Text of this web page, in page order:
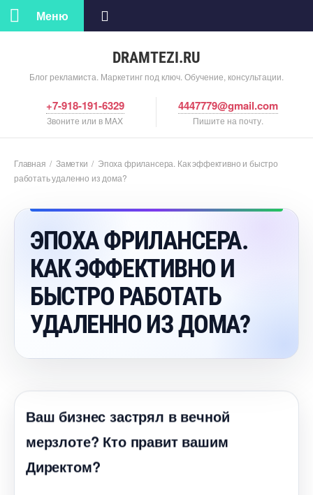
DRAMTEZI.RU
Блог рекламиста. Маркетинг под ключ. Обучение, консультации.
Меню
+7-918-191-6329
Звоните или в MAX
4447779@gmail.com
Пишите на почту.
Главная / Заметки / Эпоха фрилансера. Как эффективно и быстро
работать удаленно из дома?
ЭПОХА ФРИЛАНСЕРА.
КАК ЭФФЕКТИВНО И
БЫСТРО РАБОТАТЬ
УДАЛЕННО ИЗ ДОМА?
аш бизнес застрял в вечной
мерзлоте? Кто правит вашим
Директом?